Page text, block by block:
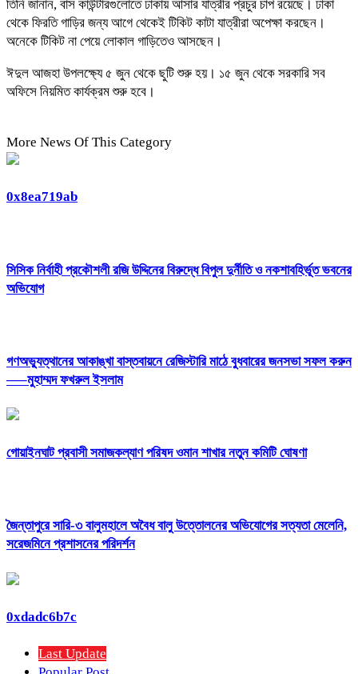
তিনি জানান, বাস কাউন্টারগুলোতে ঢাকায় আসার যাত্রীর প্রচুর চাপ রয়েছে। ঢাকা
থেকে ফিরতি গাড়ির জন্য আগে থেকেই টিকিট কাটা যাত্রীরা অপেক্ষা করছেন।
অনেকে টিকিট না পেয়ে লোকাল গাড়িতেও আসছেন।
ঈদুল আজহা উপলক্ষ্যে ৫ জুন থেকে ছুটি শুরু হয়। ১৫ জুন থেকে সরকারি সব
অফিসে নিয়মিত কার্যক্রম শুরু হবে।
More News Of This Category
0x8ea719ab
সিসিক নির্বাহী প্রকৌশলী রজি উদ্দিনের বিরুদ্ধে বিপুল দুর্নীতি ও নকশাবহির্ভূত ভবনের
অভিযোগ
গণঅভ্যুত্থানের আকাঙ্খা বাস্তবায়নে রেজিস্টারি মাঠে বুধবারের জনসভা সফল করুন
—–মুহাম্মদ ফখরুল ইসলাম
‎গোয়াইনঘাট প্রবাসী সমাজকল্যাণ পরিষদ ওমান শাখার নতুন কমিটি ঘোষণা
জৈন্তাপুরে সারি-৩ বালুমহালে অবৈধ বালু উত্তোলনের অভিযোগের সত্যতা মেলেনি,
সরেজমিনে প্রশাসনের পরিদর্শন
0xdadc6b7c
Last Update